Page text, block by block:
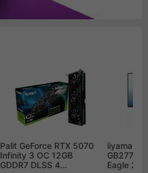
Palit GeForce RTX 5070
Infinity 3 OC 12GB
GDDR7 DLSS 4
iiyama G-
Eagle 27"